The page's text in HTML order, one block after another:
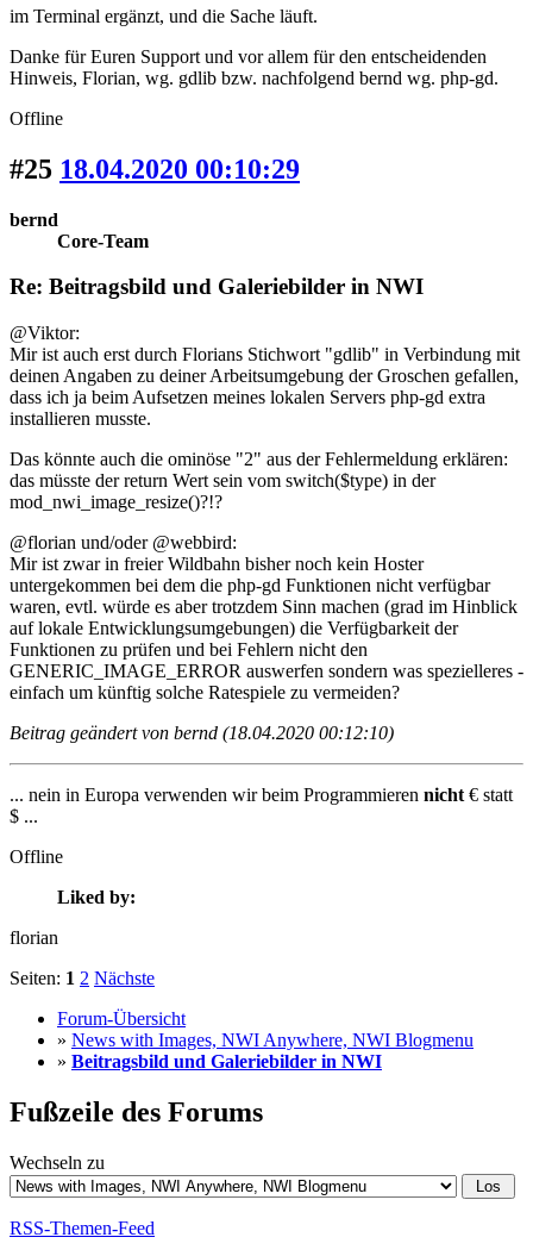
im Terminal ergänzt, und die Sache läuft.
Danke für Euren Support und vor allem für den entscheidenden
Hinweis, Florian, wg. gdlib bzw. nachfolgend bernd wg. php-gd.
Offline
#25 18.04.2020 00:10:29
bernd
Core-Team
Re: Beitragsbild und Galeriebilder in NWI
@Viktor:
Mir ist auch erst durch Florians Stichwort "gdlib" in Verbindung mit
deinen Angaben zu deiner Arbeitsumgebung der Groschen gefallen,
dass ich ja beim Aufsetzen meines lokalen Servers php-gd extra
installieren musste.
Das könnte auch die ominöse "2" aus der Fehlermeldung erklären:
das müsste der return Wert sein vom switch($type) in der
mod_nwi_image_resize()?!?
@florian und/oder @webbird:
Mir ist zwar in freier Wildbahn bisher noch kein Hoster
untergekommen bei dem die php-gd Funktionen nicht verfügbar
waren, evtl. würde es aber trotzdem Sinn machen (grad im Hinblick
auf lokale Entwicklungsumgebungen) die Verfügbarkeit der
Funktionen zu prüfen und bei Fehlern nicht den
GENERIC_IMAGE_ERROR auswerfen sondern was spezielleres -
einfach um künftig solche Ratespiele zu vermeiden?
Beitrag geändert von bernd (18.04.2020 00:12:10)
... nein in Europa verwenden wir beim Programmieren nicht € statt
$ ...
Offline
Liked by:
florian
Seiten: 1 2 Nächste
Forum-Übersicht
» News with Images, NWI Anywhere, NWI Blogmenu
» Beitragsbild und Galeriebilder in NWI
Fußzeile des Forums
Wechseln zu
RSS-Themen-Feed